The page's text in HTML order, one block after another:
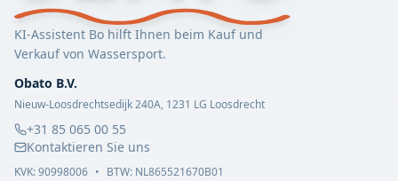
KI-Assistent Bo hilft Ihnen beim Kauf und
Verkauf von Wassersport.
Obato B.V.
Nieuw-Loosdrechtsedijk 240A, 1231 LG Loosdrecht
+31 85 065 00 55
Kontaktieren Sie uns
KVK:90998006 • BTW: NL865521670B01